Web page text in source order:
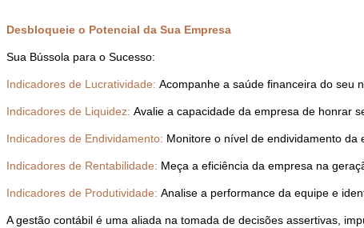
Desbloqueie o Potencial da Sua Empresa
Sua Bússola para o Sucesso:
Indicadores de Lucratividade: Acompanhe a saúde financeira do seu
Indicadores de Liquidez: Avalie a capacidade da empresa de honrar
Indicadores de Endividamento: Monitore o nível de endividamento da
Indicadores de Rentabilidade: Meça a eficiência da empresa na
Indicadores de Produtividade: Analise a performance da equipe e
A gestão contábil é uma aliada na tomada de decisões assertivas,